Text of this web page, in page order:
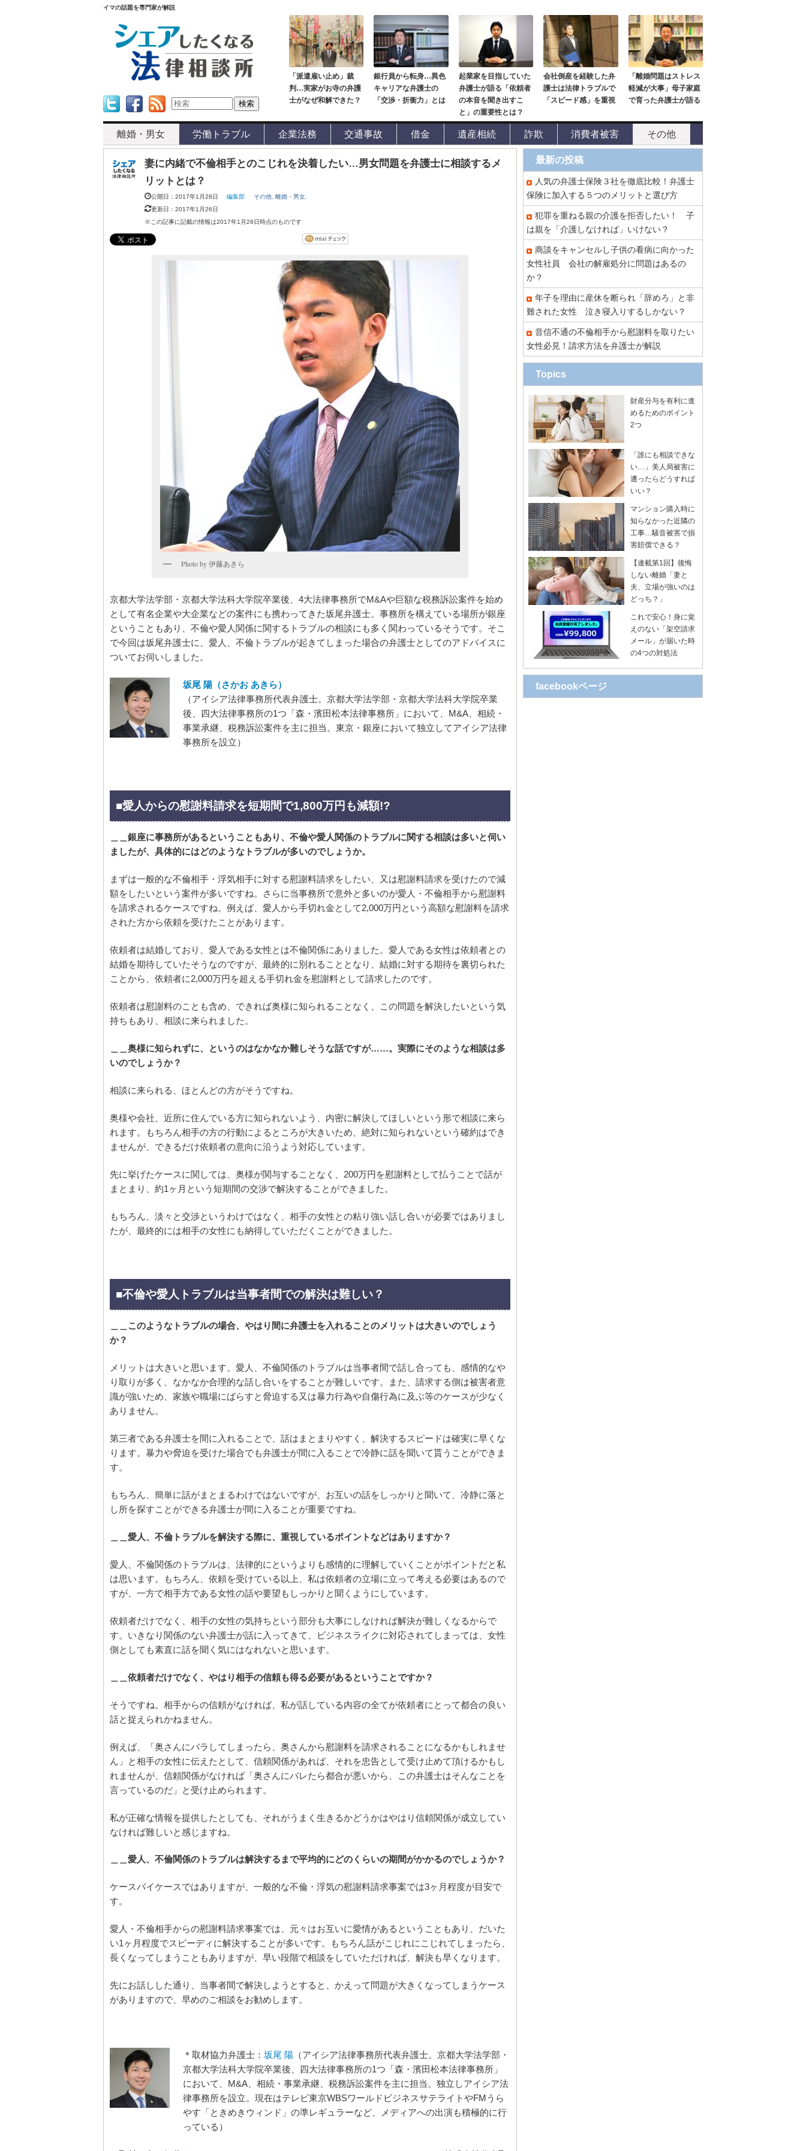
イマの話題を専門家が解説
「派遣雇い止め」裁
判…実家がお寺の弁護
士がなぜ和解できた？
銀行員から転身…異色
キャリアな弁護士の
「交渉・折衝力」とは
起業家を目指していた
弁護士が語る「依頼者
の本音を聞き出すこ
と」の重要性とは？
会社倒産を経験した弁
護士は法律トラブルで
「スピード感」を重視
「離婚問題はストレス
軽減が大事」母子家庭
で育った弁護士が語る
離婚・男女 労働トラブル 企業法務 交通事故 借金 遺産相続 詐欺 消費者被害 その他
妻に内緒で不倫相手とのこじれを決着したい…男女問題を弁護士に相談するメ
リットとは？
公開日：2017年1月28日 編集部 その他, 離婚・男女,
更新日：2017年1月26日
※この記事に記載の情報は2017年1月26日時点のものです
Photo by 伊藤あきら
京都大学法学部・京都大学法科大学院卒業後、4大法律事務所でM&Aや巨額な税務訴訟案件を始め
として有名企業や大企業などの案件にも携わってきた坂尾弁護士。事務所を構えている場所が銀座
ということもあり、不倫や愛人関係に関するトラブルの相談にも多く関わっているそうです。そこ
で今回は坂尾弁護士に、愛人、不倫トラブルが起きてしまった場合の弁護士としてのアドバイスに
ついてお伺いしました。
坂尾 陽（さかお あきら）
（アイシア法律事務所代表弁護士。京都大学法学部・京都大学法科大学院卒業
後、四大法律事務所の1つ「森・濱田松本法律事務所」において、M&A、相続・
事業承継、税務訴訟案件を主に担当。東京・銀座において独立してアイシア法律
事務所を設立）
■愛人からの慰謝料請求を短期間で1,800万円も減額!?
＿＿銀座に事務所があるということもあり、不倫や愛人関係のトラブルに関する相談は多いと伺い
ましたが、具体的にはどのようなトラブルが多いのでしょうか。
まずは一般的な不倫相手・浮気相手に対する慰謝料請求をしたい、又は慰謝料請求を受けたので減
額をしたいという案件が多いですね。さらに当事務所で意外と多いのが愛人・不倫相手から慰謝料
を請求されるケースですね。例えば、愛人から手切れ金として2,000万円という高額な慰謝料を請求
された方から依頼を受けたことがあります。
依頼者は結婚しており、愛人である女性とは不倫関係にありました。愛人である女性は依頼者との
結婚を期待していたそうなのですが、最終的に別れることとなり、結婚に対する期待を裏切られた
ことから、依頼者に2,000万円を超える手切れ金を慰謝料として請求したのです。
依頼者は慰謝料のことも含め、できれば奥様に知られることなく、この問題を解決したいという気
持ちもあり、相談に来られました。
＿＿奥様に知られずに、というのはなかなか難しそうな話ですが……。実際にそのような相談は多
いのでしょうか？
相談に来られる、ほとんどの方がそうですね。
奥様や会社、近所に住んでいる方に知られないよう、内密に解決してほしいという形で相談に来ら
れます。もちろん相手の方の行動によるところが大きいため、絶対に知られないという確約はでき
ませんが、できるだけ依頼者の意向に沿うよう対応しています。
先に挙げたケースに関しては、奥様が関与することなく、200万円を慰謝料として払うことで話が
まとまり、約1ヶ月という短期間の交渉で解決することができました。
もちろん、淡々と交渉というわけではなく、相手の女性との粘り強い話し合いが必要ではありまし
たが、最終的には相手の女性にも納得していただくことができました。
■不倫や愛人トラブルは当事者間での解決は難しい？
＿＿このようなトラブルの場合、やはり間に弁護士を入れることのメリットは大きいのでしょう
か？
メリットは大きいと思います。愛人、不倫関係のトラブルは当事者間で話し合っても、感情的なや
り取りが多く、なかなか合理的な話し合いをすることが難しいです。また、請求する側は被害者意
識が強いため、家族や職場にばらすと脅迫する又は暴力行為や自傷行為に及ぶ等のケースが少なく
ありません。
第三者である弁護士を間に入れることで、話はまとまりやすく、解決するスピードは確実に早くな
ります。暴力や脅迫を受けた場合でも弁護士が間に入ることで冷静に話を聞いて貰うことができま
す。
もちろん、簡単に話がまとまるわけではないですが、お互いの話をしっかりと聞いて、冷静に落と
し所を探すことができる弁護士が間に入ることが重要ですね。
＿＿愛人、不倫トラブルを解決する際に、重視しているポイントなどはありますか？
愛人、不倫関係のトラブルは、法律的にというよりも感情的に理解していくことがポイントだと私
は思います。もちろん、依頼を受けている以上、私は依頼者の立場に立って考える必要はあるので
すが、一方で相手方である女性の話や要望もしっかりと聞くようにしています。
依頼者だけでなく、相手の女性の気持ちという部分も大事にしなければ解決が難しくなるからで
す。いきなり関係のない弁護士が話に入ってきて、ビジネスライクに対応されてしまっては、女性
側としても素直に話を聞く気にはなれないと思います。
＿＿依頼者だけでなく、やはり相手の信頼も得る必要があるということですか？
そうですね。相手からの信頼がなければ、私が話している内容の全てが依頼者にとって都合の良い
話と捉えられかねません。
例えば、「奥さんにバラしてしまったら、奥さんから慰謝料を請求されることになるかもしれませ
ん」と相手の女性に伝えたとして、信頼関係があれば、それを忠告として受け止めて頂けるかもし
れませんが、信頼関係がなければ「奥さんにバレたら都合が悪いから、この弁護士はそんなことを
言っているのだ」と受け止められます。
私が正確な情報を提供したとしても、それがうまく生きるかどうかはやはり信頼関係が成立してい
なければ難しいと感じますね。
＿＿愛人、不倫関係のトラブルは解決するまで平均的にどのくらいの期間がかかるのでしょうか？
ケースバイケースではありますが、一般的な不倫・浮気の慰謝料請求事案では3ヶ月程度が目安で
す。
愛人・不倫相手からの慰謝料請求事案では、元々はお互いに愛情があるということもあり、だいた
い1ヶ月程度でスピーディに解決することが多いです。もちろん話がこじれにこじれてしまったら、
長くなってしまうこともありますが、早い段階で相談をしていただければ、解決も早くなります。
先にお話しした通り、当事者間で解決しようとすると、かえって問題が大きくなってしまうケース
がありますので、早めのご相談をお勧めします。
＊取材協力弁護士： 坂尾 陽（アイシア法律事務所代表弁護士。京都大学法学部・
京都大学法科大学院卒業後、四大法律事務所の1つ「森・濱田松本法律事務所」
において、M&A、相続・事業承継、税務訴訟案件を主に担当。独立しアイシア法
律事務所を設立。現在はテレビ東京WBSワールドビジネスサテライトやFMうら
やす「ときめきウィンド」の準レギュラーなど、メディアへの出演も積極的に行
っている）
最新の投稿
人気の弁護士保険３社を徹底比較！弁護士
保険に加入する５つのメリットと選び方
犯罪を重ねる親の介護を拒否したい！ 子
は親を「介護しなければ」いけない？
商談をキャンセルし子供の看病に向かった
女性社員 会社の解雇処分に問題はあるの
か？
年子を理由に産休を断られ「辞めろ」と非
難された女性 泣き寝入りするしかない？
音信不通の不倫相手から慰謝料を取りたい
女性必見！請求方法を弁護士が解説
Topics
財産分与を有利に進
めるためのポイント
2つ
「誰にも相談できな
い…」美人局被害に
遭ったらどうすれば
いい？
マンション購入時に
知らなかった近隣の
工事…騒音被害で損
害賠償できる？
【連載第1回】後悔
しない離婚「妻と
夫、立場が強いのは
どっち？」
これで安心！身に覚
えのない「架空請求
メール」が届いた時
の4つの対処法
facebookページ